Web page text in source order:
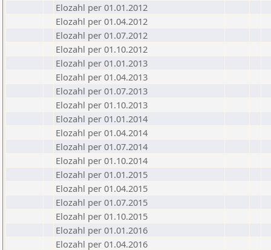
Elozahl per 01.01.2012
Elozahl per 01.04.2012
Elozahl per 01.07.2012
Elozahl per 01.10.2012
Elozahl per 01.01.2013
Elozahl per 01.04.2013
Elozahl per 01.07.2013
Elozahl per 01.10.2013
Elozahl per 01.01.2014
Elozahl per 01.04.2014
Elozahl per 01.07.2014
Elozahl per 01.10.2014
Elozahl per 01.01.2015
Elozahl per 01.04.2015
Elozahl per 01.07.2015
Elozahl per 01.10.2015
Elozahl per 01.01.2016
Elozahl per 01.04.2016